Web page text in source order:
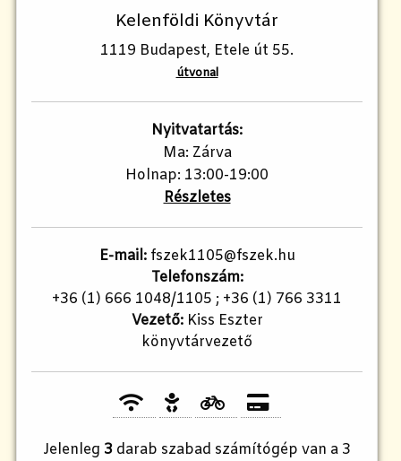
Kelenföldi Könyvtár
1119 Budapest, Etele út 55.
útvonal
Nyitvatartás:
Ma: Zárva
Holnap: 13:00-19:00
Részletes
E-mail:fszek1105@fszek.hu
Telefonszám:
+36 (1) 666 1048/1105 ; +36 (1) 766 3311
Vezető:Kiss Eszter
könyvtárvezető
Jelenleg 3 darab szabad számítógép van a 3